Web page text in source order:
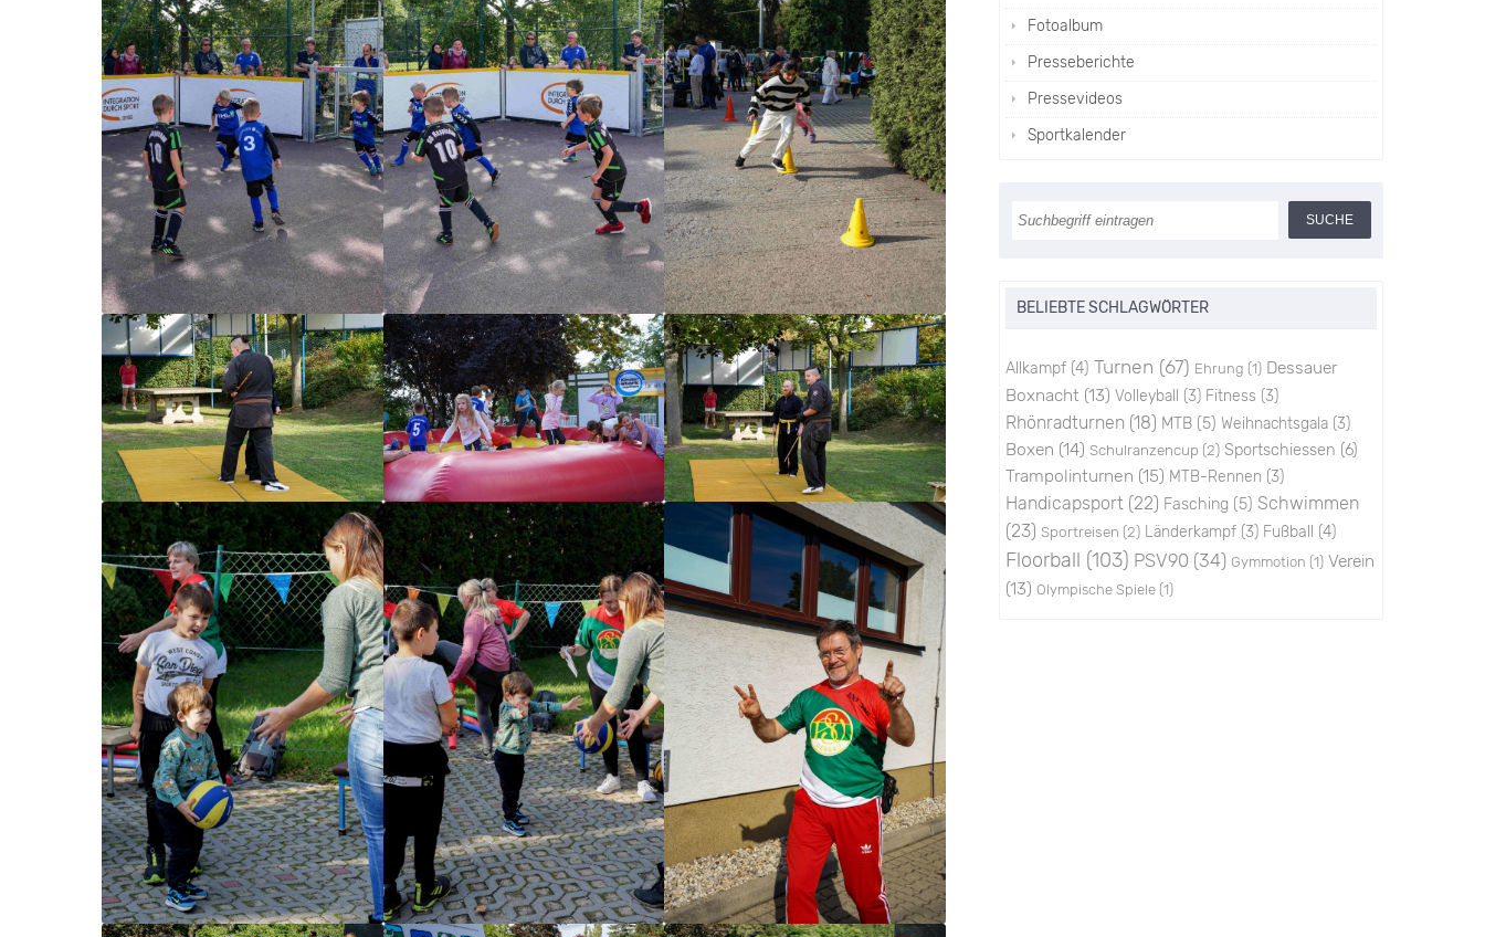
Fotoalbum
Presseberichte
Pressevideos
Sportkalender
BELIEBTE SCHLAGWÖRTER
Allkampf (4) Turnen (67) Ehrung (1) Dessauer
Boxnacht (13) Volleyball (3) Fitness (3)
Rhönradturnen (18) MTB (5) Weihnachtsgala (3)
Boxen (14) Schulranzencup (2) Sportschiessen (6)
Trampolinturnen (15) MTB-Rennen (3)
Handicapsport (22) Fasching (5) Schwimmen
(23) Sportreisen (2) Länderkampf (3) Fußball (4)
Floorball (103) PSV90 (34) Gymmotion (1) Verein
(13) Olympische Spiele (1)